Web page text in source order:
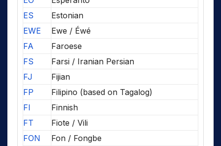
ES
Estonian
EWE
Ewe / Éwé
FA
Faroese
FS
Farsi / Iranian Persian
FJ
Fijian
FP
Filipino (based on Tagalog)
FI
Finnish
FT
Fiote / Vili
FON
Fon / Fongbe